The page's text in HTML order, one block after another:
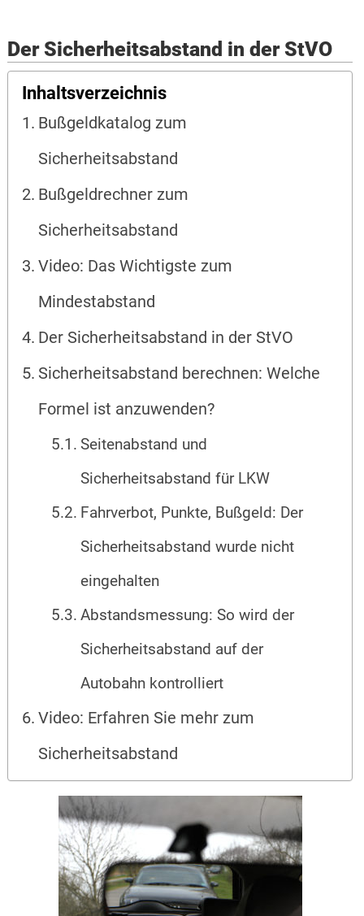
Der Sicherheitsabstand in der StVO
Inhaltsverzeichnis
Bußgeldkatalog zum
Sicherheitsabstand
Bußgeldrechner zum
Sicherheitsabstand
Video: Das Wichtigste zum
Mindestabstand
Der Sicherheitsabstand in der StVO
Sicherheitsabstand berechnen: Welche
Formel ist anzuwenden?
Seitenabstand und
Sicherheitsabstand für LKW
Fahrverbot, Punkte, Bußgeld: Der
Sicherheitsabstand wurde nicht
eingehalten
Abstandsmessung: So wird der
Sicherheitsabstand auf der
Autobahn kontrolliert
Video: Erfahren Sie mehr zum
Sicherheitsabstand